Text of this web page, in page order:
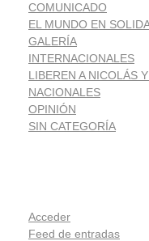
COMUNICADO
EL MUNDO EN
GALERÍA
INTERNACIONALES
LIBEREN A NICOLÁS
NACIONALES
OPINIÓN
SIN CATEGORÍA
Acceder
Feed de entradas